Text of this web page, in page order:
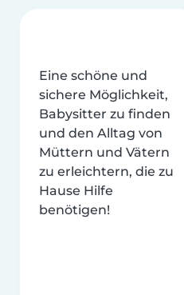
Eine schöne und
sichere Möglichkeit,
Babysitter zu finden
und den Alltag von
Müttern und Vätern
zu erleichtern, die zu
Hause Hilfe
benötigen!